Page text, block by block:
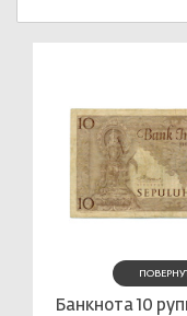
Банкнота 10